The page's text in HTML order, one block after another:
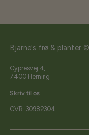
Bjarne's frø & planter ©
Cypresvej 4,
7400 Herning
Skriv til os
CVR: 30982304